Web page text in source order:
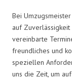
Bei
auf Zuverlässigkeit
vereinbarte
freundliches und
speziellen
uns die Zeit, um